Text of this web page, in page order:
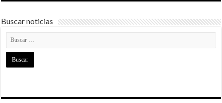
Buscar noticias